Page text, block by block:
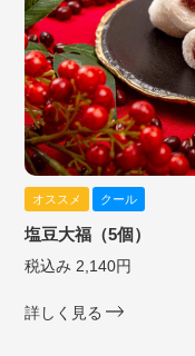
オススメ クール
塩豆大福（5個）
税込み 2,140円
詳しく見る